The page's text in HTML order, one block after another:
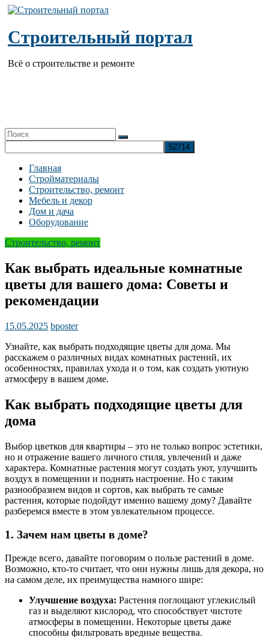
Перейти
содержимому
Строительный портал
Всё о строительстве и ремонте
Главная
Стройматериалы
Строительство, ремонт
Мебель и декор
Дом и дача
Оборудование
Строительство, ремонт
Как выбрать идеальные комнатные
цветы для вашего дома: Советы и
рекомендации
15.05.2025 bposter
Узнайте, как выбрать подходящие цветы для дома. Мы
расскажем о различных видах комнатных растений, их
особенностях, правилах ухода и о том, как создать уютную
атмосферу в вашем доме.
Как выбрать подходящие цветы для
дома
Выбор цветков для квартиры – это не только вопрос эстетики,
но и отражение вашего личного стиля, увлечений и даже
характера. Комнатные растения могут создать уют, улучшить
воздух в помещении и поднять настроение. Но с таким
разнообразием видов и сортов, как выбрать те самые
растения, которые подойдут именно вашему дому? Давайте
разберемся вместе в этом увлекательном процессе.
1. Зачем нам цветы в доме?
Прежде всего, давайте поговорим о пользе растений в доме.
Возможно, кто-то считает, что они нужны лишь для декора, но
на самом деле, их преимущества намного шире:
Улучшение воздуха: Растения поглощают углекислый
газ и выделяют кислород, что способствует чистоте
атмосферы в помещении. Некоторые цветы даже
способны фильтровать вредные вещества.